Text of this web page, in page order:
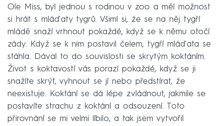
Ole Miss, byl jednou s rodinou v zoo a měl možnost
si hrát s mláďaty tygrů. Všiml si, že se na něj tygří
mládě snaží vrhnout pokaždé, když se k němu otočí
zády. Když se k nim postavil čelem, tygří mláďata se
stáhla. Dával to do souvislosti se skrytým koktáním.
Život s koktavostí vás porazí pokaždé, když se ji
snažíte skrýt, vyhnout se jí nebo předstírat, že
neexistuje. Koktání se dá lépe zvládnout, jakmile se
postavíte strachu z koktání a odsouzení. Toto
přirovnání se mi velmi líbilo, a tak jsem vytvořil